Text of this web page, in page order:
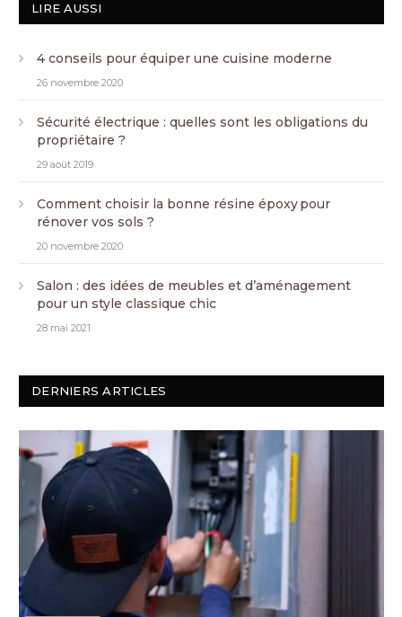
LIRE AUSSI
4 conseils pour équiper une cuisine moderne
26 novembre 2020
Sécurité électrique : quelles sont les obligations du
propriétaire ?
29 août 2019
Comment choisir la bonne résine époxy pour
rénover vos sols ?
20 novembre 2020
Salon : des idées de meubles et d’aménagement
pour un style classique chic
28 mai 2021
DERNIERS ARTICLES